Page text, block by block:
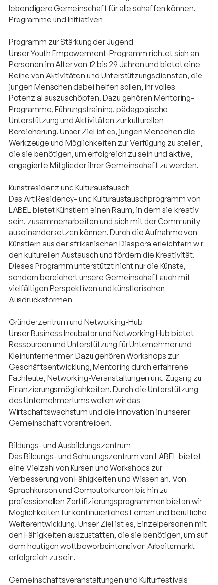
lebendigere Gemeinschaft für alle schaffen können.
Programme und Initiativen
Programm zur Stärkung der Jugend
Unser Youth Empowerment-Programm richtet sich an
Personen im Alter von 12 bis 29 Jahren und bietet eine
Reihe von Aktivitäten und Unterstützungsdiensten, die
jungen Menschen dabei helfen sollen, ihr volles
Potenzial auszuschöpfen. Dazu gehören Mentoring-
Programme, Führungstraining, pädagogische
Unterstützung und Aktivitäten zur kulturellen
Bereicherung. Unser Ziel ist es, jungen Menschen die
Werkzeuge und Möglichkeiten zur Verfügung zu stellen,
die sie benötigen, um erfolgreich zu sein und aktive,
engagierte Mitglieder ihrer Gemeinschaft zu werden.
Kunstresidenz und Kulturaustausch
Das Art Residency- und Kulturaustauschprogramm von
LABEL bietet Künstlern einen Raum, in dem sie kreativ
sein, zusammenarbeiten und sich mit der Community
auseinandersetzen können. Durch die Aufnahme von
Künstlern aus der afrikanischen Diaspora erleichtern wir
den kulturellen Austausch und fördern die Kreativität.
Dieses Programm unterstützt nicht nur die Künste,
sondern bereichert unsere Gemeinschaft auch mit
vielfältigen Perspektiven und künstlerischen
Ausdrucksformen.
Gründerzentrum und Networking-Hub
Unser Business Incubator und Networking Hub bietet
Ressourcen und Unterstützung für Unternehmer und
Kleinunternehmer. Dazu gehören Workshops zur
Geschäftsentwicklung, Mentoring durch erfahrene
Fachleute, Networking-Veranstaltungen und Zugang zu
Finanzierungsmöglichkeiten. Durch die Unterstützung
des Unternehmertums wollen wir das
Wirtschaftswachstum und die Innovation in unserer
Gemeinschaft vorantreiben.
Bildungs- und Ausbildungszentrum
Das Bildungs- und Schulungszentrum von LABEL bietet
eine Vielzahl von Kursen und Workshops zur
Verbesserung von Fähigkeiten und Wissen an. Von
Sprachkursen und Computerkursen bis hin zu
professionellen Zertifizierungsprogrammen bieten wir
Möglichkeiten für kontinuierliches Lernen und berufliche
Weiterentwicklung. Unser Ziel ist es, Einzelpersonen mit
den Fähigkeiten auszustatten, die sie benötigen, um auf
dem heutigen wettbewerbsintensiven Arbeitsmarkt
erfolgreich zu sein.
Gemeinschaftsveranstaltungen und Kulturfestivals